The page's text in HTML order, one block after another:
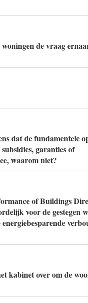
de vraag
dat de fundamentele
garanties of
waarom niet?
of Buildings
voor de gestegen
kabinet over om de